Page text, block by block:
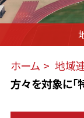
ホーム 地域
方々を対象に「